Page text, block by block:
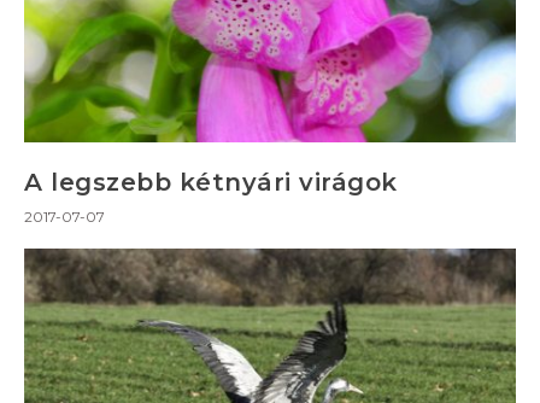
A legszebb kétnyári virágok
2017-07-07